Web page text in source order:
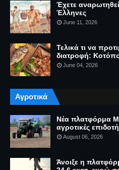
Έχετε
Έλληνες
June 11, 2026
Τελικά τι να
διατροφή:
June 04, 2026
Αγροτικά
Νέα πλατφόρμα
αγροτικές
August 06, 2026
Άνοιξε η